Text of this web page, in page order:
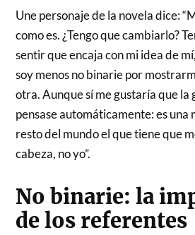
Une personaje de la novela dice:
como es. ¿Tengo que cambiarlo?
sentir que encaja con mi idea de
soy menos no binarie por
otra. Aunque sí me gustaría que la
pensase automáticamente: es una
resto del mundo el que tiene que
cabeza, no yo”.
No binarie: la
de los referentes